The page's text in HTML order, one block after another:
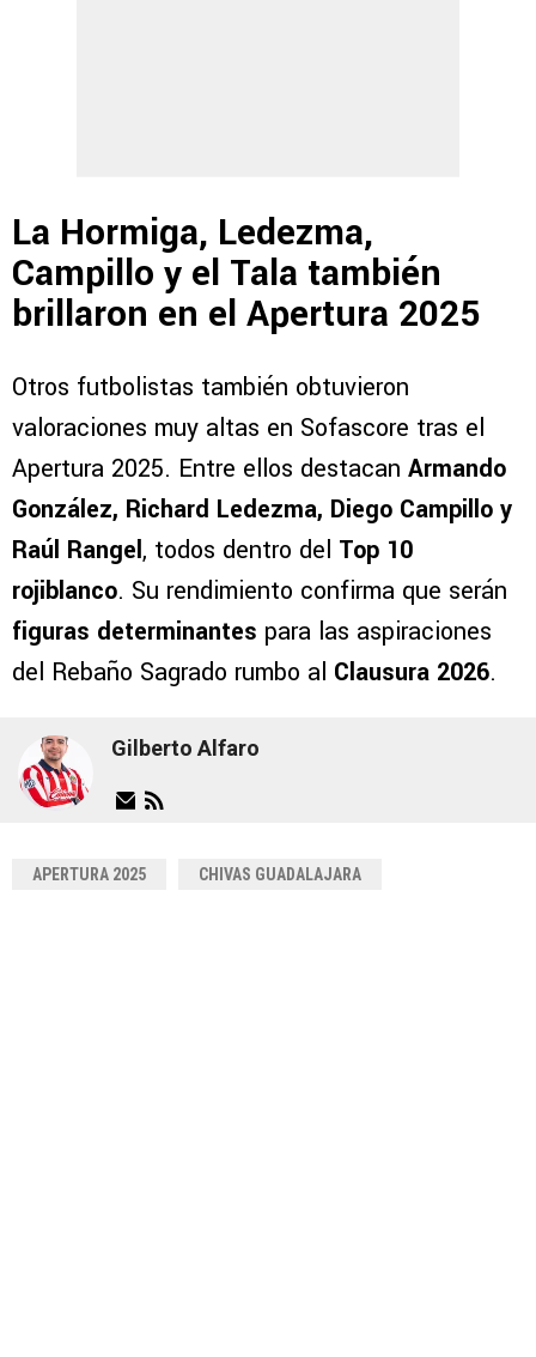
La Hormiga, Ledezma,
Campillo y el Tala también
brillaron en el Apertura 2025
Otros futbolistas también obtuvieron
valoraciones muy altas en Sofascore tras el
Apertura 2025. Entre ellos destacan Armando
González, Richard Ledezma, Diego Campillo y
Raúl Rangel, todos dentro del Top 10
rojiblanco. Su rendimiento confirma que serán
figuras determinantes para las aspiraciones
del Rebaño Sagrado rumbo al Clausura 2026.
Gilberto Alfaro
APERTURA 2025 CHIVAS GUADALAJARA